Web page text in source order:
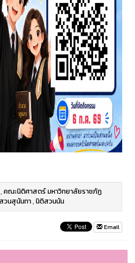
,คณะนิติศาสตร์ มหาวิทยาลัยราชภัฏ
วนสุนันทา,นิติสวนนัน
Email